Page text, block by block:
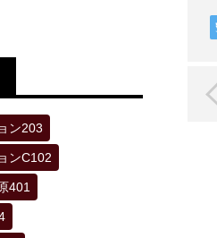
ン203
ンC102
401